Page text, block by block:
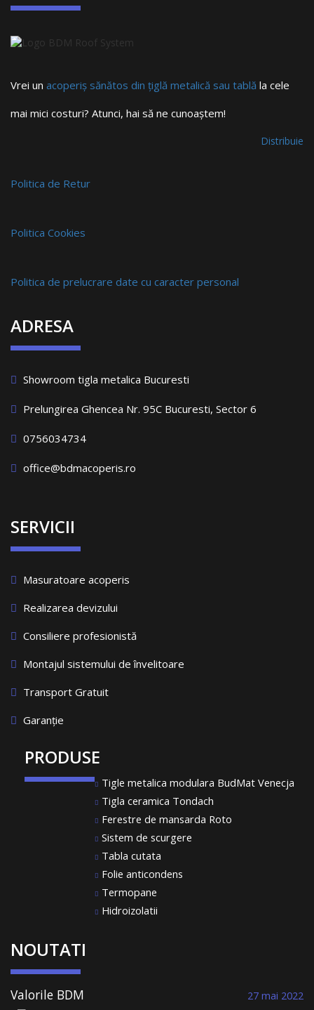
Vrei un acoperiș sănătos din țiglă metalică sau tablă la cele
mai mici costuri? Atunci, hai să ne cunoaștem!
Distribuie
Politica de Retur
Politica Cookies
Politica de prelucrare date cu caracter personal
ADRESA
Showroom tigla metalica Bucuresti
Prelungirea Ghencea Nr. 95C Bucuresti, Sector 6
0756034734
office@bdmacoperis.ro
SERVICII
Masuratoare acoperis
Realizarea devizului
Consiliere profesionistă
Montajul sistemului de învelitoare
Transport Gratuit
Garanție
PRODUSE
Tigle metalica modulara BudMat Venecja
Tigla ceramica Tondach
Ferestre de mansarda Roto
Sistem de scurgere
Tabla cutata
Folie anticondens
Termopane
Hidroizolatii
NOUTATI
Valorile BDM
27 mai 2022